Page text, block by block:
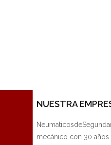
NUESTRA
mecánico con 30 años